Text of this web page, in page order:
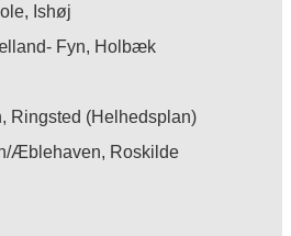
Ishøj
Fyn, Holbæk
Ringsted (Helhedsplan)
Æblehaven, Roskilde